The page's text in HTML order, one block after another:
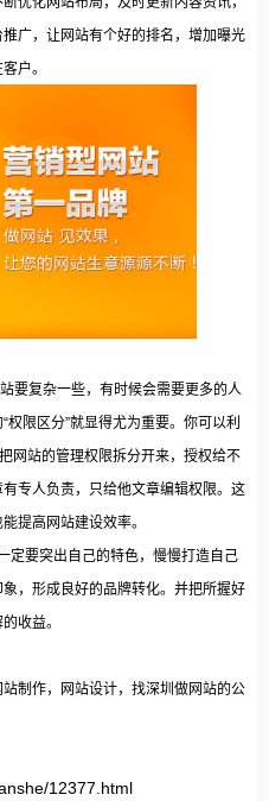
广，让网站有个好的排名，增加曝光
户。
复杂一些，有时候会需要更多的人
限区分”就显得尤为重要。你可以利
网站的管理权限拆分开来，授权给不
专人负责，只给他文章编辑权限。这
提高网站建设效率。
定要突出自己的特色，慢慢打造自己
，形成良好的品牌转化。并把所握好
收益。
制作，网站设计，找深圳做网站的公
12377.html